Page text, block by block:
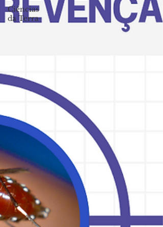
Ciências
da Terra